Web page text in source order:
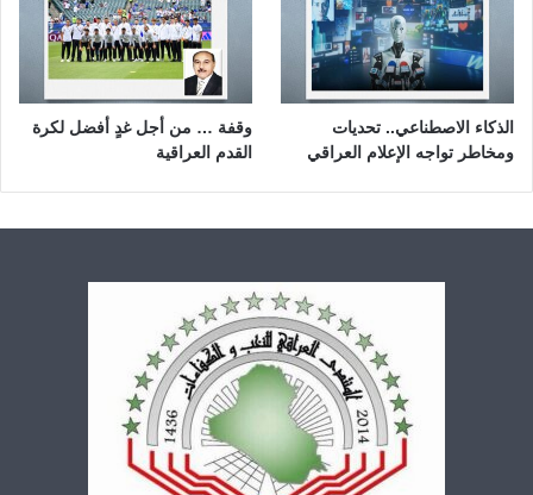
الذكاء الاصطناعي.. تحديات
ومخاطر تواجه الإعلام العراقي
وقفة … من أجل غدٍ أفضل لكرة
القدم العراقية